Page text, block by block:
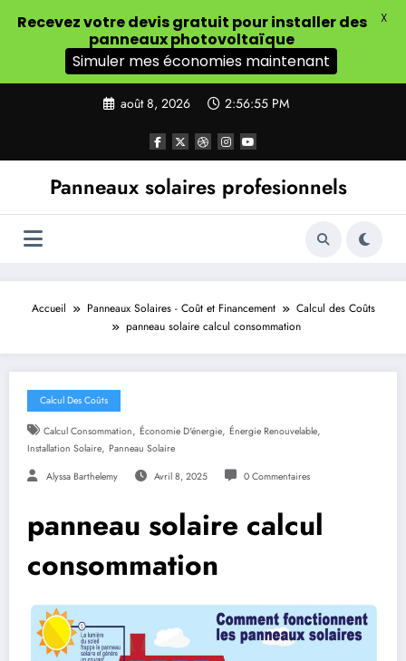
août 8, 2026 2:56:56 PM
Panneaux solaires profesionnels
Accueil Panneaux Solaires - Coût et Financement
Calcul des Coûts
panneau solaire calcul consommation
Calcul Des Coûts
Calcul Consommation, Économie D'énergie, Énergie Renouvelable,
Installation Solaire, Panneau Solaire
Alyssa Barthelemy Avril 8, 2025 0 Commentaires
panneau solaire calcul
consommation
Recevez votre devis gratuit pour installer des
panneaux photovoltaïque
Simuler mes économies maintenant
X